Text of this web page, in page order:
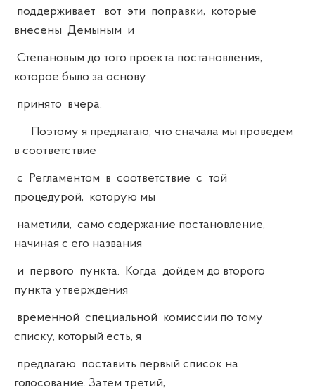
поддерживает вот эти поправки, которые
внесены Демыным и
Степановым до того проекта постановления,
которое было за основу
принято вчера.
Поэтому я предлагаю, что сначала мы проведем
в соответствие
с Регламентом в соответствие с той
процедурой, которую мы
наметили, само содержание постановление,
начиная с его названия
и первого пункта. Когда дойдем до второго
пункта утверждения
временной специальной комиссии по тому
списку, который есть, я
предлагаю поставить первый список на
голосование. Затем третий,